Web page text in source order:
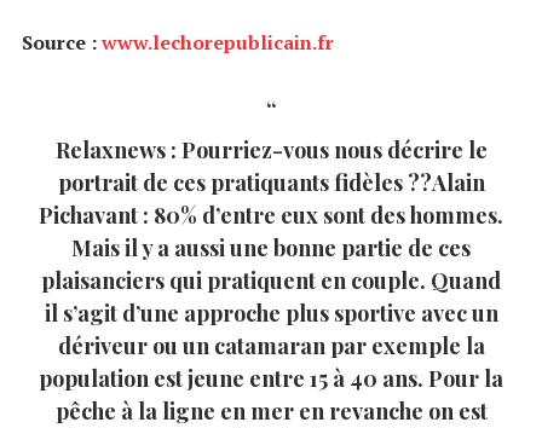
Source :www.lechorepublicain.fr
Relaxnews : Pourriez-vous nous décrire le
portrait de ces pratiquants fidèles ??Alain
Pichavant : 80% d’entre eux sont des hommes.
Mais il y a aussi une bonne partie de ces
plaisanciers qui pratiquent en couple. Quand
il s’agit d’une approche plus sportive avec un
dériveur ou un catamaran par exemple la
population est jeune entre 15 à 40 ans. Pour la
pêche à la ligne en mer en revanche on est